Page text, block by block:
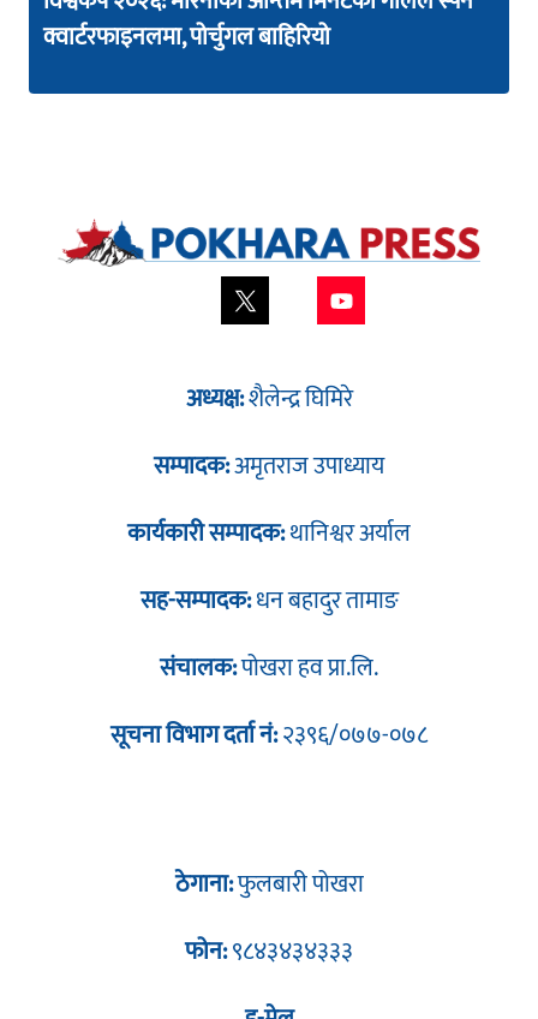
क्वार्टरफाइनलमा, पोर्चुगल बाहिरियो
अध्यक्ष:शैलेन्द्र घिमिरे
सम्पादक:अमृतराज उपाध्याय
कार्यकारी सम्पादक:थानिश्वर अर्याल
सह-सम्पादक:धन बहादुर तामाङ
संचालक:पोखरा हव प्रा.लि.
सूचना विभाग दर्ता नं:२३९६/०७७-०७८
ठेगाना:फुलबारी पोखरा
फोन:९८४३४३४३३३